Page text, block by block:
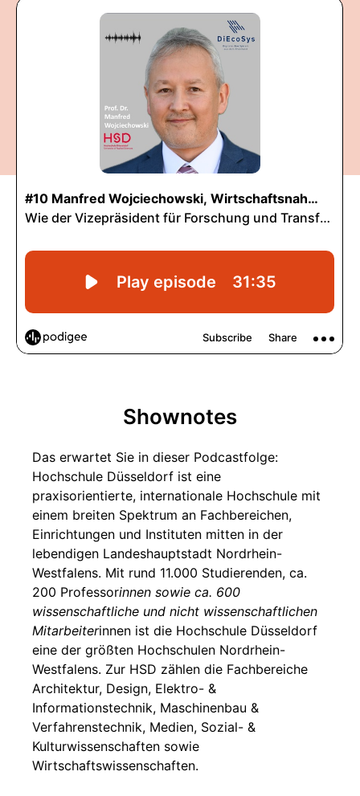
Shownotes
Das erwartet Sie in dieser Podcastfolge:
Hochschule Düsseldorf ist eine
praxisorientierte, internationale Hochschule mit
einem breiten Spektrum an Fachbereichen,
Einrichtungen und Instituten mitten in der
lebendigen Landeshauptstadt Nordrhein-
Westfalens. Mit rund 11.000 Studierenden, ca.
200 Professorinnen sowie ca. 600
wissenschaftliche und nicht wissenschaftlichen
Mitarbeiterinnen ist die Hochschule Düsseldorf
eine der größten Hochschulen Nordrhein-
Westfalens. Zur HSD zählen die Fachbereiche
Architektur, Design, Elektro- &
Informationstechnik, Maschinenbau &
Verfahrenstechnik, Medien, Sozial- &
Kulturwissenschaften sowie
Wirtschaftswissenschaften.